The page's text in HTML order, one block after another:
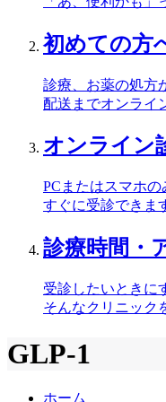
初めての方
診療、お薬の処方
配送までオンライ
オンライン
PCまたはスマホの
すぐに受診できま
診療時間・
受診したいときに
そんなクリニック
GLP-1
ホーム